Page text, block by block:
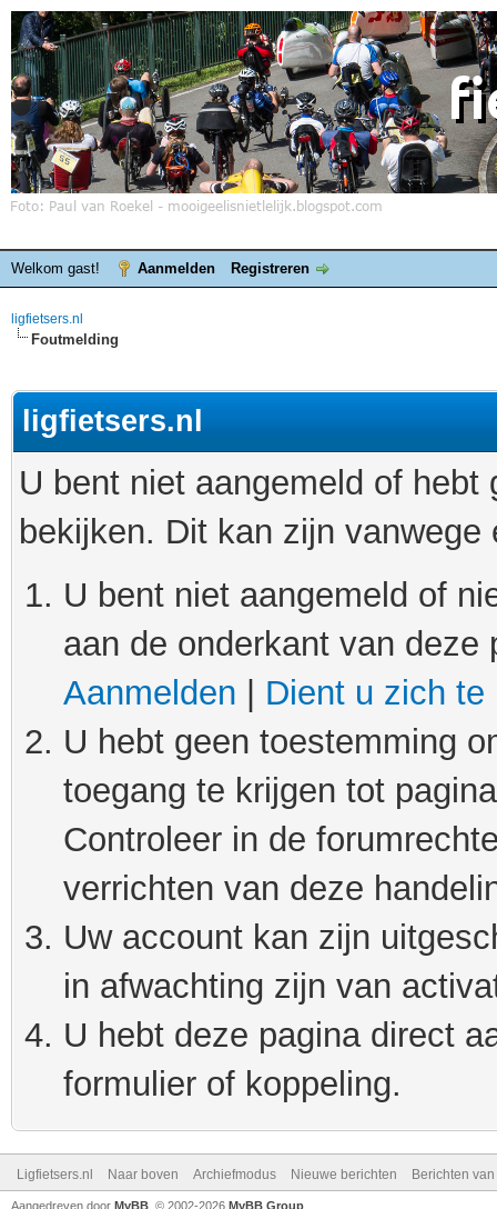
Welkom gast! Aanmelden Registreren
ligfietsers.nl
Foutmelding
ligfietsers.nl
U bent niet aangemeld of
bekijken. Dit kan zijn
U bent niet aangemeld of
aan de onderkant van
Aanmelden
Dient u zich te
U hebt geen toestemming
toegang te krijgen tot
Controleer in de
verrichten van deze
Uw account kan zijn
in afwachting zijn van
U hebt deze pagina direct
formulier of koppeling.
Ligfietsers.nl Naar boven Archiefmodus Nieuwe berichten Berichten
Aangedreven door MyBB , © 2002-2026 MyBB Group